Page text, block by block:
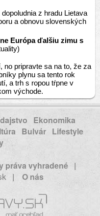
z hradu Lietava
a obnovu slovenských
Európa ďalšiu zimu s
no pripravte sa na to, že za
plynu sa tento rok
a trh s ropou tŕpne v
východe.
Ekonomika
Bulvár Lifestyle
práva vyhradené |
|
O nás